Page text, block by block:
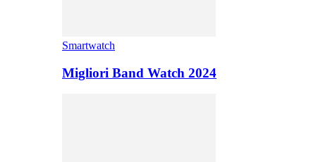
Smartwatch
Migliori Band Watch 2024